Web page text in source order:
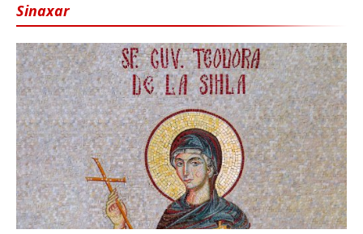
Sinaxar